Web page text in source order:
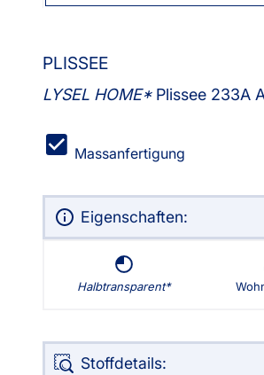
PLISSEE
LYSEL HOME Plissee 233A
Massanfertigung
Eigenschaften:
Halbtransparent
Stoffdetails: